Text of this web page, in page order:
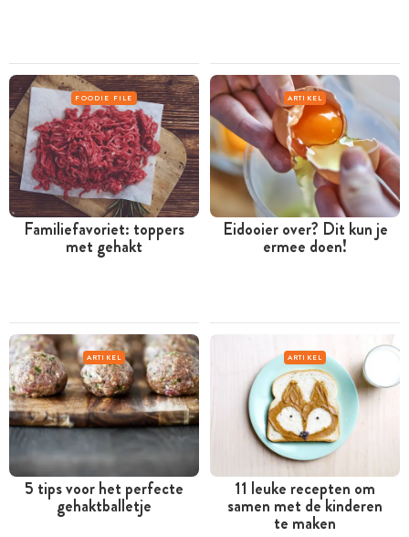
FOODIE FILE
Familiefavoriet: toppers
met gehakt
ARTIKEL
Eidooier over? Dit kun je
ermee doen!
ARTIKEL
5 tips voor het perfecte
gehaktballetje
ARTIKEL
11 leuke recepten om
samen met de kinderen
te maken